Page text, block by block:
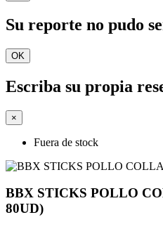
Su reporte no pudo
OK
Escriba su propia
×
Fuera de stock
BBX STICKS POLLO
80UD)